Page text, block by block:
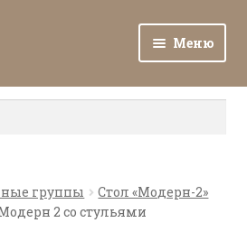
Меню
группы
Стол «Модерн-2»
2 со стульями